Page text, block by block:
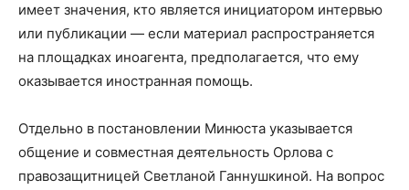
имеет значения, кто является инициатором интервью
или публикации — если материал распространяется
на площадках иноагента, предполагается, что ему
оказывается иностранная помощь.
Отдельно в постановлении Минюста указывается
общение и совместная деятельность Орлова с
правозащитницей Светланой Ганнушкиной. На вопрос